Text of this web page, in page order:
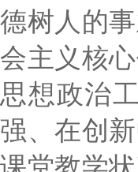
德树人的
会主义核
思想政治
强、在创